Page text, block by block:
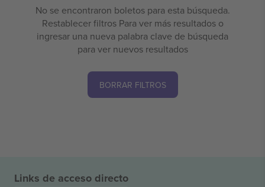
No se encontraron boletos para esta búsqueda.
Restablecer filtros Para ver más resultados o
ingresar una nueva palabra clave de búsqueda
para ver nuevos resultados
BORRAR FILTROS
Links de acceso directo